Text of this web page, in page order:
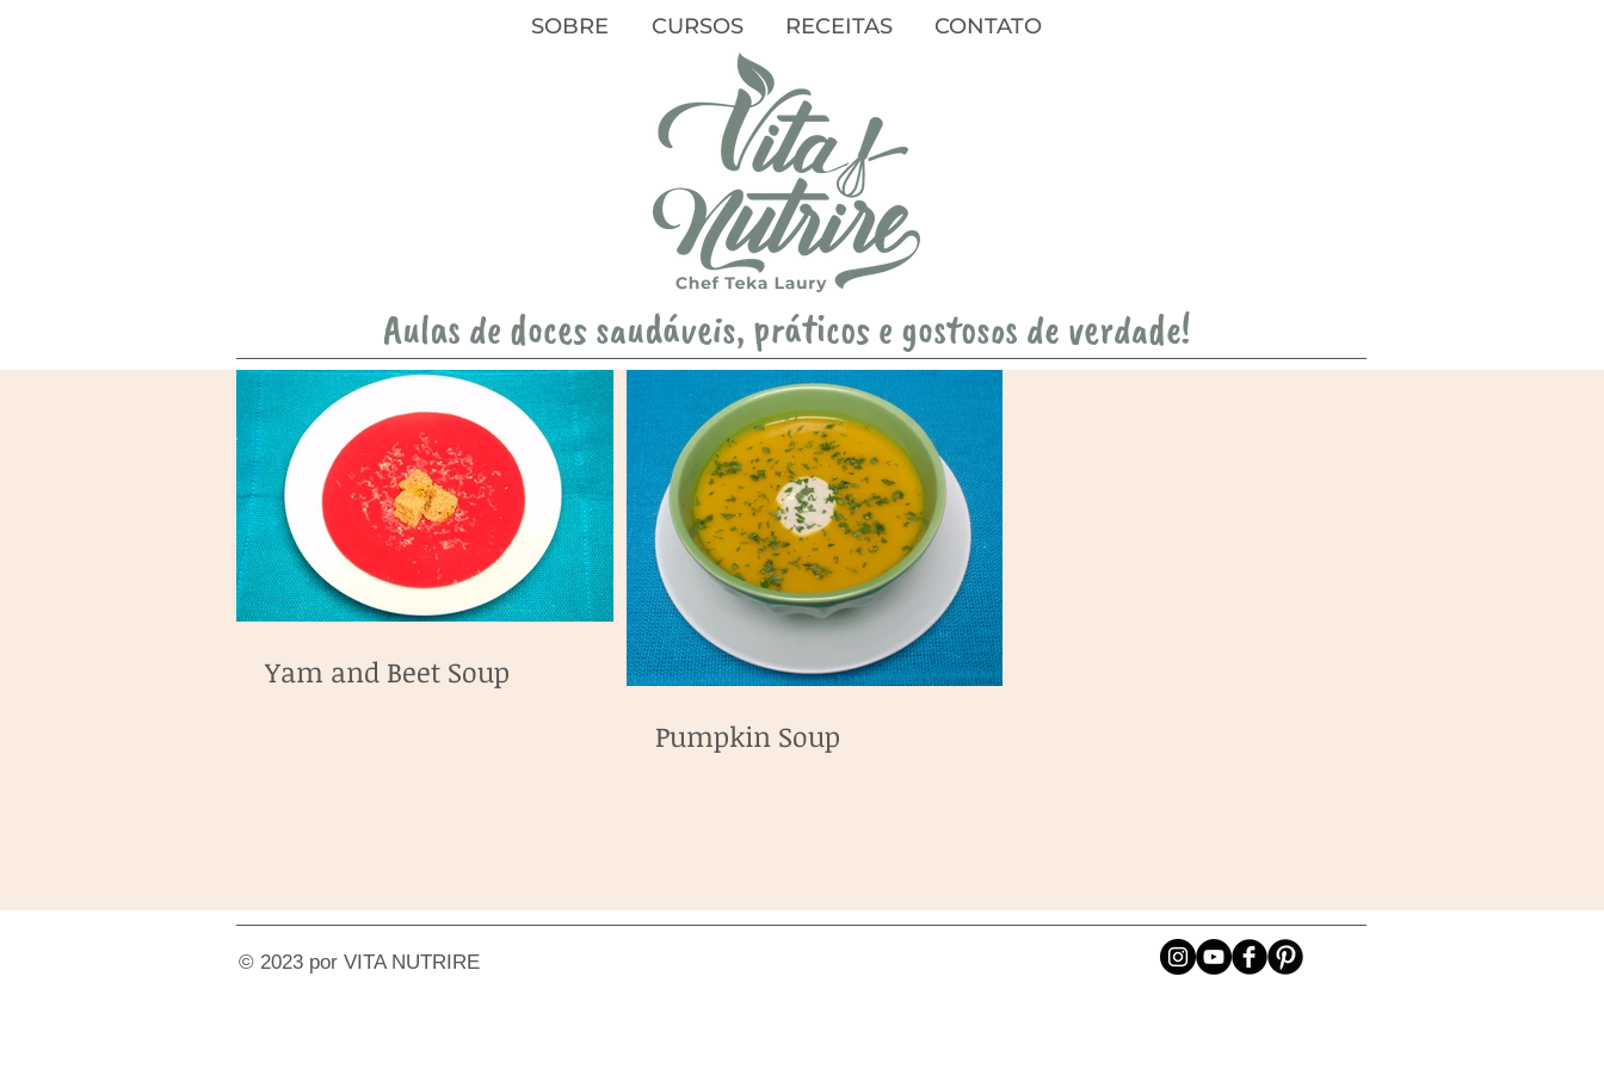
SOBRE CURSOS RECEITAS CONTATO
Aulas de doces saudáveis, práticos e gostosos de verdade!
Yam and Beet Soup
Pumpkin Soup
© 2023 por VITA NUTRIRE